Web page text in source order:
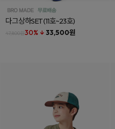
다그상하SET(11호~23호)
47,800원30% ↓ 33,500원